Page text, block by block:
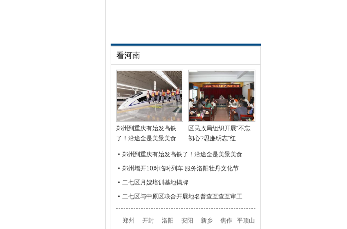
看河南
郑州到重庆有始发高铁
了！沿途全是美景美食
区民政局组织开展“不忘
初心?思廉明志”红
郑州到重庆有始发高铁了！沿途全是美景美食
郑州增开10对临时列车 服务洛阳牡丹文化节
二七区月嫂培训基地揭牌
二七区与中原区联合开展地名普查互查互审工
郑州 开封 洛阳 安阳 新乡 焦作
平顶山